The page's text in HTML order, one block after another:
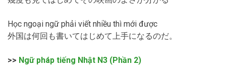
Học ngoại ngữ phải viết nhiều thì mới được
外国は何回も書いてはじめて上手になるのだ。
>> Ngữ pháp tiếng Nhật N3 (Phần 2)